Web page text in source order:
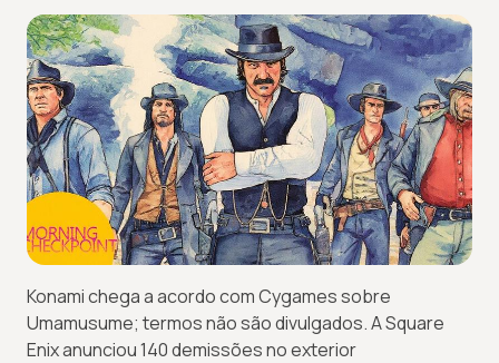
Konami chega a acordo com Cygames sobre
Umamusume; termos não são divulgados. A Square
Enix anunciou 140 demissões no exterior